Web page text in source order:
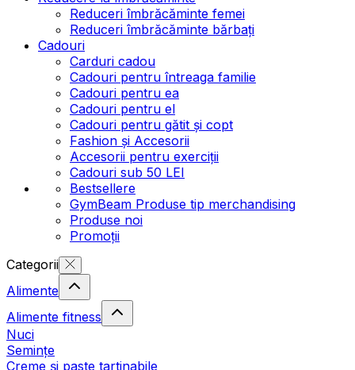
Reduceri îmbrăcăminte femei
Reduceri îmbrăcăminte bărbați
Cadouri
Carduri cadou
Cadouri pentru întreaga familie
Cadouri pentru ea
Cadouri pentru el
Cadouri pentru gătit și copt
Fashion și Accesorii
Accesorii pentru exerciții
Cadouri sub 50 LEI
Bestsellere
GymBeam Produse tip merchandising
Produse noi
Promoții
Categorii
Alimente
Alimente fitness
Nuci
Semințe
Creme și paste tartinabile